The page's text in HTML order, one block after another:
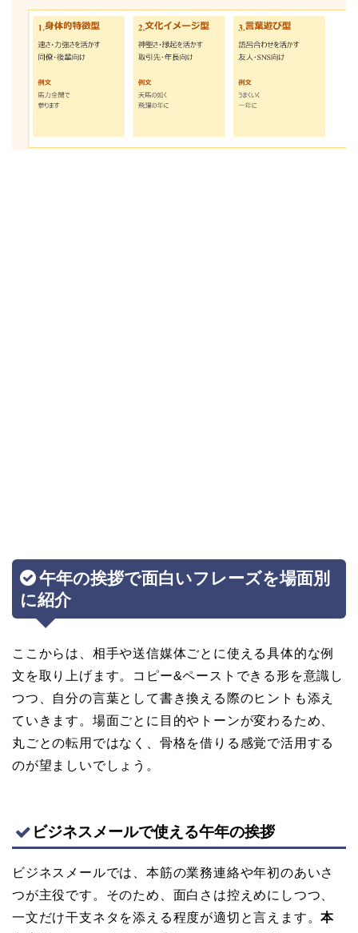
午年の挨拶で面白いフレーズを場面別
に紹介
ここからは、相手や送信媒体ごとに使える具体的な例
文を取り上げます。コピー&ペーストできる形を意識し
つつ、自分の言葉として書き換える際のヒントも添え
ていきます。場面ごとに目的やトーンが変わるため、
丸ごとの転用ではなく、骨格を借りる感覚で活用する
のが望ましいでしょう。
ビジネスメールで使える午年の挨拶
ビジネスメールでは、本筋の業務連絡や年初のあいさ
つが主役です。そのため、面白さは控えめにしつつ、
一文だけ干支ネタを添える程度が適切と言えます。本